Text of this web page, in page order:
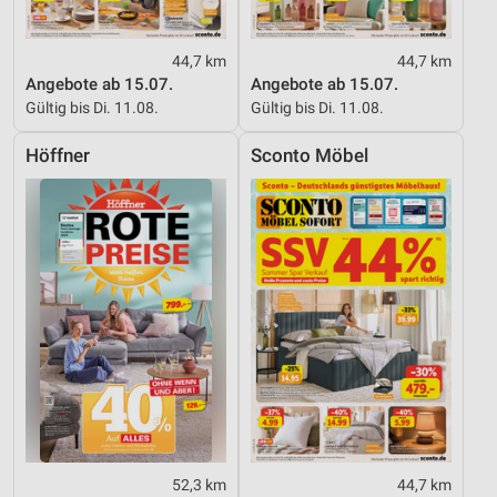
44,7 km
Angebote ab 15.07.
Gültig bis Di. 11.08.
44,7 km
Angebote ab 15.07.
Gültig bis Di. 11.08.
Höffner
52,3 km
Sconto Möbel
44,7 km